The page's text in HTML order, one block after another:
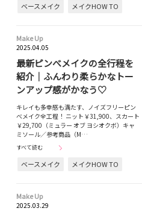
ベースメイク メイクHOW TO
Make Up
2025.04.05
最新ピンべメイクの全行程を
紹介｜ふんわり柔らかなトー
ンアップ感がかなう♡
キレイも多幸感も満たす、ノイズフリーピン
べメイク全工程！ ニット￥31,900、スカート
￥29,700（ミュラー オブ ヨシオクボ）キャ
ミソール／参考商品（M…
すべて読む
ベースメイク メイクHOW TO
Make Up
2025.03.29